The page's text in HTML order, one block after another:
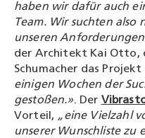
haben wir dafür auch
Team. Wir suchten also
unseren
der Architekt Kai Otto,
Schumacher das
einigen Wochen der
gestoßen.». Der
Vorteil, „eine Vielzahl
unserer Wunschliste zu